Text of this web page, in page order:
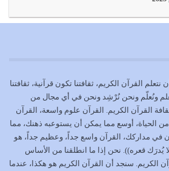
يجب النهوض بها كما ينبغي لكي
إلهي للمؤمنين وهو بمثابة سبب بينهم
النصر…
القرآن الكريم، ثقافتنا تكون قرآنية، ثقافتنا
ونُعلّم ونحن نُرْشِد ونحن في أي مجال من
القرآن الكريم. القرآن علوم واسعة، القرآن
الحياة، أوسع مما يمكن أن يستوعبه ذهنك، مما
في مداركك، القرآن واسع جداً، وعظيم جداً، هو
يُدرَك قعره)). نحن إذا ما انطلقنا من الأساس
الكريم. سنجد أن القرآن الكريم هو هكذا، عندما